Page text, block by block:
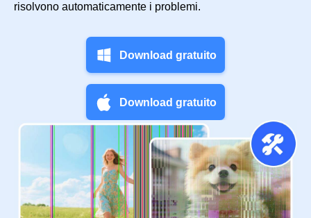
risolvono automaticamente i problemi.
Download gratuito
Download gratuito